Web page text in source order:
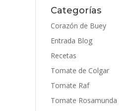
Categorías
Corazón de Buey
Entrada Blog
Recetas
Tomate de Colgar
Tomate Raf
Tomate Rosamunda